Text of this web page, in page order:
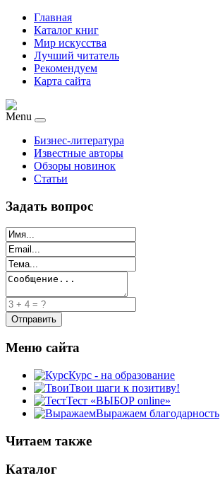
Главная
Каталог книг
Мир искусства
Лучший читатель
Рекомендуем
Карта сайта
Menu
Бизнес-литература
Известные авторы
Обзоры новинок
Статьи
Задать вопрос
Меню сайта
Курс - на образование
Твои шаги к позитиву!
Тест «ВЫБОР online»
Выражаем благодарность
Читаем также
Каталог